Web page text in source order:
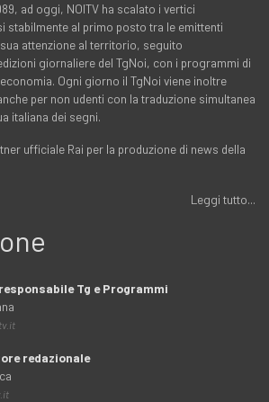
ad oggi, NOITV ha scalato i vertici
stabilmente al primo posto tra le emittenti
attenzione al territorio, seguito
giornaliere del TgNoi, con i programmi di
Ogni giorno il TgNoi viene inoltre
per non udenti con la traduzione simultanea
italiana dei segni.
ufficiale Rai per la produzione di news della
Leggi tutto...
Tg e Programmi
redazionale